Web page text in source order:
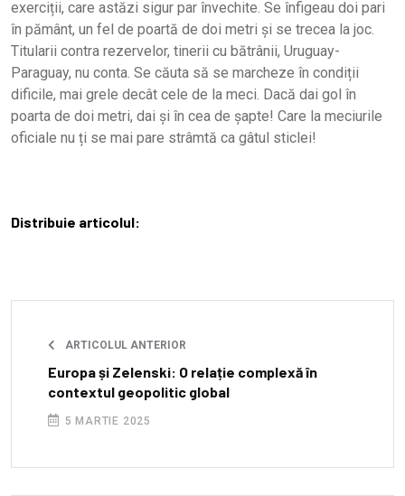
exerciții, care astăzi sigur par învechite. Se înfigeau doi pari
în pământ, un fel de poartă de doi metri și se trecea la joc.
Titularii contra rezervelor, tinerii cu bătrânii, Uruguay-
Paraguay, nu conta. Se căuta să se marcheze în condiții
dificile, mai grele decât cele de la meci. Dacă dai gol în
poarta de doi metri, dai și în cea de șapte! Care la meciurile
oficiale nu ți se mai pare strâmtă ca gâtul sticlei!
Distribuie articolul:
ARTICOLUL ANTERIOR
Europa și Zelenski: O relație complexă în
contextul geopolitic global
5 MARTIE 2025